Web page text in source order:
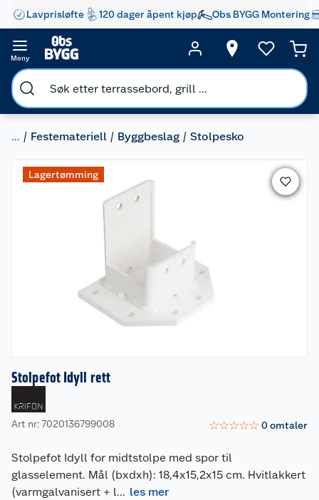
Lavprisløfte 120 dager åpent kjøp Obs BYGG Montering
Meny
... Festemateriell Byggbeslag Stolpesko
Lagertømming
Stolpefot Idyll rett
Art nr: 7020136799008 ☆☆☆☆☆ 0omtaler
Stolpefot Idyll for midtstolpe med spor til
glasselement. Mål (bxdxh): 18,4x15,2x15 cm. Hvitlakkert
(varmgalvanisert + l... les mer